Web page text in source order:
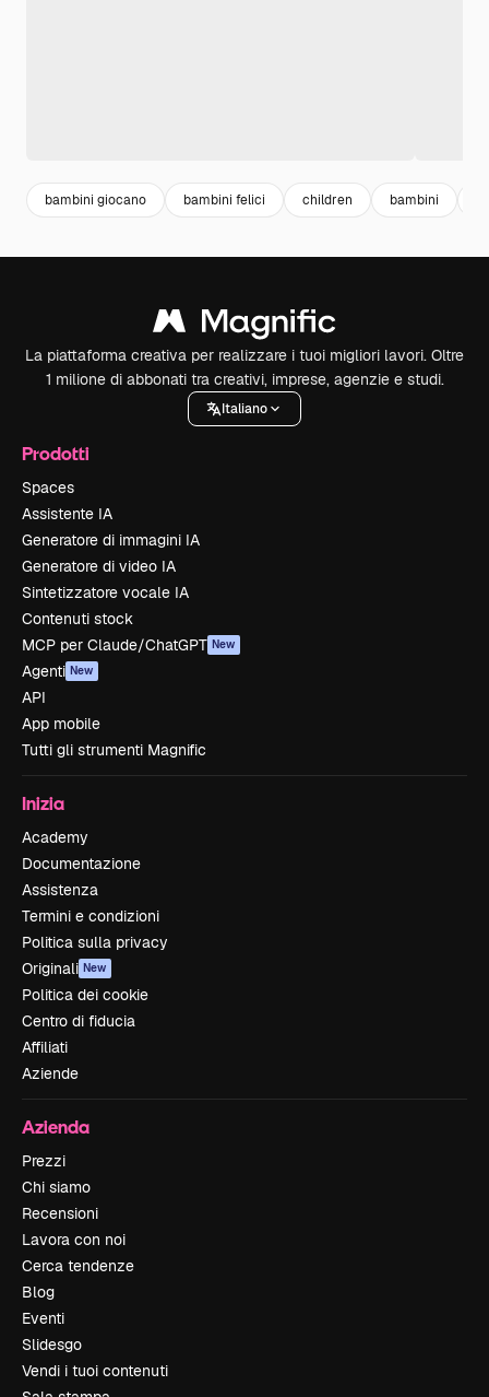
bambini giocano bambini felici children bambini
La piattaforma creativa per realizzare i tuoi migliori lavori. Oltre
1 milione di abbonati tra creativi, imprese, agenzie e studi.
Italiano
Prodotti
Spaces
Assistente IA
Generatore di immagini IA
Generatore di video IA
Sintetizzatore vocale IA
Contenuti stock
MCP per Claude/ChatGPT New
Agenti New
API
App mobile
Tutti gli strumenti Magnific
Inizia
Academy
Documentazione
Assistenza
Termini e condizioni
Politica sulla privacy
Originali New
Politica dei cookie
Centro di fiducia
Affiliati
Aziende
Azienda
Prezzi
Chi siamo
Recensioni
Lavora con noi
Cerca tendenze
Blog
Eventi
Slidesgo
Vendi i tuoi contenuti